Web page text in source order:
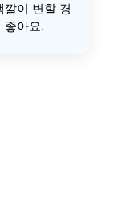
이 변할 경
좋아요.